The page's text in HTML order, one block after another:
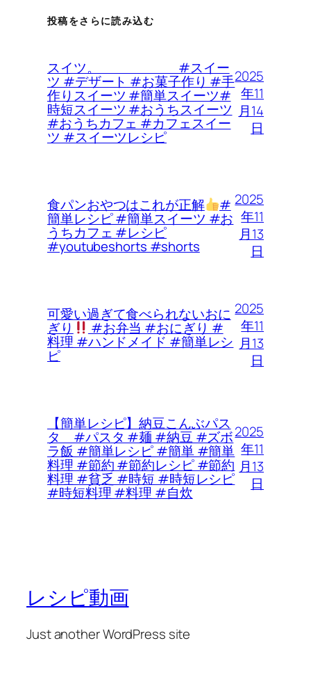
投稿をさらに読み込む
スイツ。 #スイー
ツ #デザート #お菓子作り #手
作りスイーツ #簡単スイーツ#
時短スイーツ #おうちスイーツ
#おうちカフェ #カフェスイー
ツ #スイーツレシピ
2025
年11
月14
日
食パンおやつはこれが正解 #
簡単レシピ #簡単スイーツ #お
うちカフェ #レシピ
#youtubeshorts #shorts
2025
年11
月13
日
可愛い過ぎて食べられないおに
ぎり #お弁当 #おにぎり #
料理 #ハンドメイド #簡単レシ
ピ
2025
年11
月13
日
【簡単レシピ】納豆こんぶパス
タ #パスタ #麺 #納豆 #ズボ
ラ飯 #簡単レシピ #簡単 #簡単
料理 #節約 #節約レシピ #節約
料理 #貧乏 #時短 #時短レシピ
#時短料理 #料理 #自炊
2025
年11
月13
日
レシピ動画
Just another WordPress site